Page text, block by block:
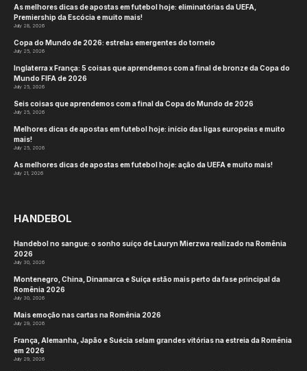
As melhores dicas de apostas em futebol hoje: eliminatórias da UEFA,
Premiership da Escócia e muito mais!
July 28, 2026
Copa do Mundo de 2026: estrelas emergentes do torneio
July 25, 2026
Inglaterra x França: 5 coisas que aprendemos com a final de bronze da Copa do
Mundo FIFA de 2026
July 25, 2026
Seis coisas que aprendemos com a final da Copa do Mundo de 2026
July 25, 2026
Melhores dicas de apostas em futebol hoje: início das ligas europeias e muito
mais!
July 25, 2026
As melhores dicas de apostas em futebol hoje: ação da UEFA e muito mais!
July 21, 2026
HANDEBOL
Handebol no sangue: o sonho suíço de Lauryn Mierzwa realizado na Romênia
2026
July 30, 2026
Montenegro, China, Dinamarca e Suíça estão mais perto da fase principal da
Romênia 2026
July 30, 2026
Mais emoção nas cartas na Romênia 2026
July 29, 2026
França, Alemanha, Japão e Suécia selam grandes vitórias na estreia da Romênia
em 2026
July 29, 2026